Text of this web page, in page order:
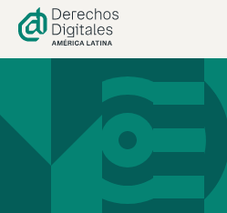
contenido